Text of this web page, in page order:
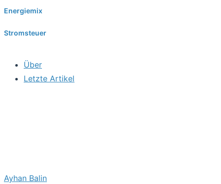
Energiemix
Stromsteuer
Über
Letzte Artikel
Ayhan Balin